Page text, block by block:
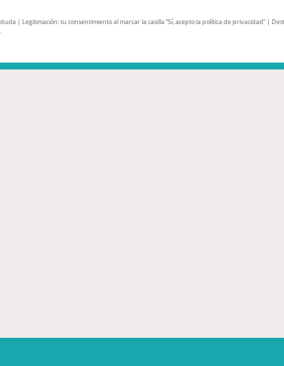
| Legitimación: tu consentimiento al marcar la casilla “Sí, acepto la política de privacidad” |